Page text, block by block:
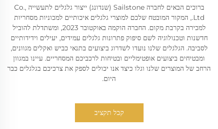
ברוכים הבאים לחברה Sailstone (שנדונג) ייצור גלגלים לתעשייה Co.,
Ltd., המקור המובטח שלכם למוצרי גלגלים איכותיים למכוניות מסחריות
למכירה בקרבת מקום. החברה הוקמה באוקטובר 2023, ומשתדלת להוביל
חדשנות וטכנולוגיה לשם סיפוק פתרונות גלגלים עמידים, יעילים וידידותיים
לסביבה. הגלגלים שלנו נועדו לשדרוג ביצועים בתנאי כביש ואקלים מגוונים,
ומבטיחים ביצועים אופטימליים ובטיחות לרכביכם המסחריים. עיינו במגוון
הרחב של המוצרים שלנו וגלו כיצד אנו יכולים לספק את צרכיכם בגלגלים כבר
היום.
קבל תקציב